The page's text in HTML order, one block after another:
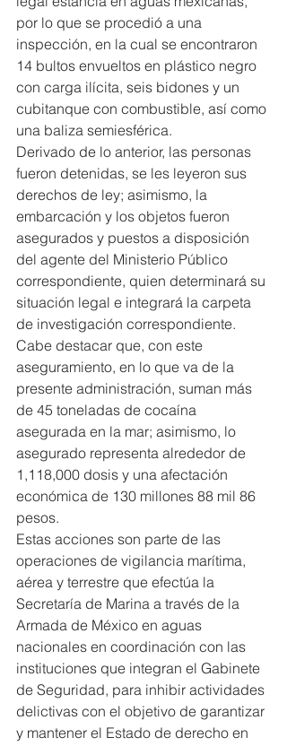
por lo que se procedió a una
inspección, en la cual se encontraron
14 bultos envueltos en plástico negro
con carga ilícita, seis bidones y un
cubitanque con combustible, así como
una baliza semiesférica.
Derivado de lo anterior, las personas
fueron detenidas, se les leyeron sus
derechos de ley; asimismo, la
embarcación y los objetos fueron
asegurados y puestos a disposición
del agente del Ministerio Público
correspondiente, quien determinará su
situación legal e integrará la carpeta
de investigación correspondiente.
Cabe destacar que, con este
aseguramiento, en lo que va de la
presente administración, suman más
de 45 toneladas de cocaína
asegurada en la mar; asimismo, lo
asegurado representa alrededor de
1,118,000 dosis y una afectación
económica de 130 millones 88 mil 86
pesos.
Estas acciones son parte de las
operaciones de vigilancia marítima,
aérea y terrestre que efectúa la
Secretaría de Marina a través de la
Armada de México en aguas
nacionales en coordinación con las
instituciones que integran el Gabinete
de Seguridad, para inhibir actividades
delictivas con el objetivo de garantizar
y mantener el Estado de derecho en